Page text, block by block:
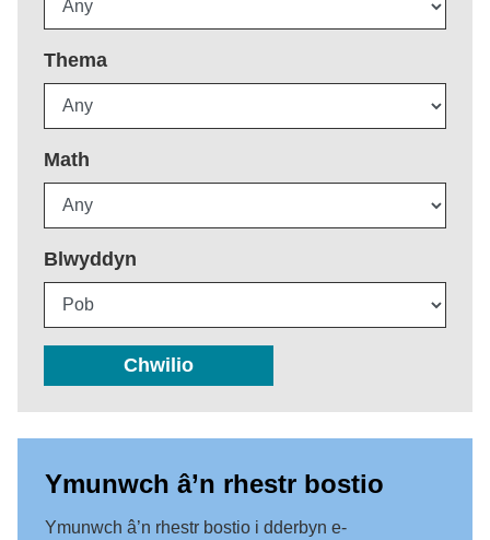
Thema
Math
Blwyddyn
Chwilio
Ymunwch â’n rhestr bostio
Ymunwch â’n rhestr bostio i dderbyn e-